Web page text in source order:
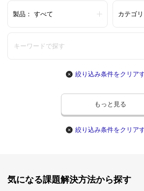
製品： すべて カテゴリ
絞り込み条件をクリア
もっと見る
絞り込み条件をクリア
気になる課題解決方法から探す